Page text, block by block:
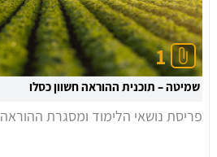
1
שמיטה – תוכנית ההוראה חשוון כסלו
פריסת נושאי הלימוד ומסגרת ההוראה